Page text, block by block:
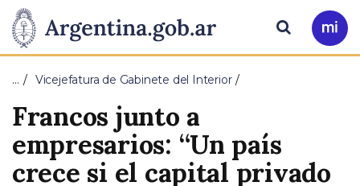
Presidencia
de
la
Nación
Pasar al contenido principal
Ir
a
Buscar
… Vicejefatura de Gabinete del Interior
Francos junto a
empresarios: “Un país
crece si el capital privado